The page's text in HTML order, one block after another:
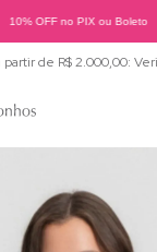
10% OFF no PIX ou Boleto
partir de R$ 2.000,00: